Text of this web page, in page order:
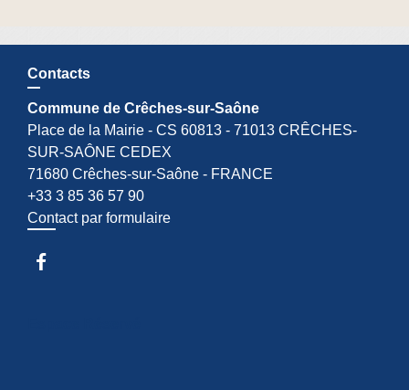
Contacts
Commune de Crêches-sur-Saône
Place de la Mairie - CS 60813 - 71013 CRÊCHES-
SUR-SAÔNE CEDEX
71680 Crêches-sur-Saône - FRANCE
+33 3 85 36 57 90
Contact par formulaire